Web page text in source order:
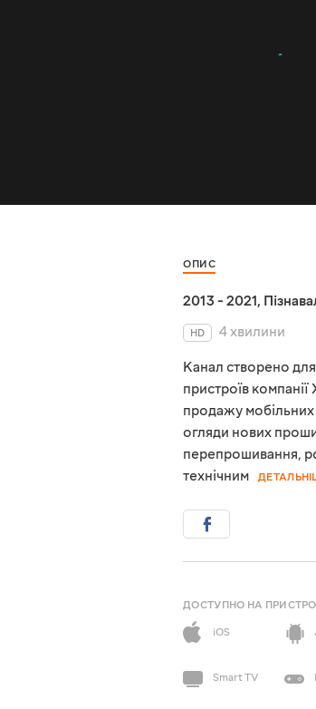
ОПИС
2013 - 2021,
HD
4 хвилини
Канал створено
пристроїв
продажу мобільних
огляди нових
перепрошивання,
технічним
ДОСТУПНО НА
iOS
Smart TV